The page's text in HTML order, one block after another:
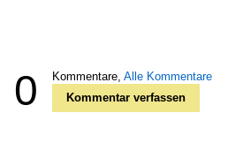
0 Kommentare, Alle Kommentare
Kommentar verfassen